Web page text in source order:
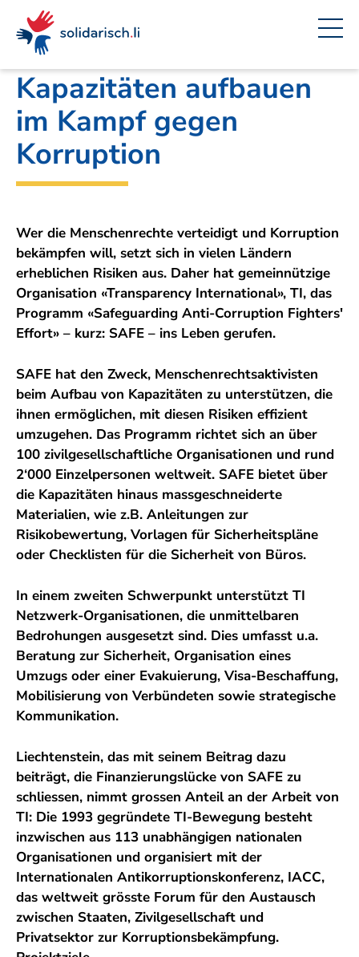
Navigieren
in
solidarisch.li
Schnellnavigation
Seitenkontext
Inhalt
Projekt
von
Amt für Auswärtige Angelegenheiten
Kapazitäten aufbauen
im Kampf gegen
Korruption
Wer die Menschenrechte verteidigt und Korruption
bekämpfen will, setzt sich in vielen Ländern
erheblichen Risiken aus. Daher hat gemeinnützige
Organisation «Transparency International», TI, das
Programm «Safeguarding Anti-Corruption Fighters'
Effort» – kurz: SAFE – ins Leben gerufen.
SAFE hat den Zweck, Menschenrechtsaktivisten
beim Aufbau von Kapazitäten zu unterstützen, die
ihnen ermöglichen, mit diesen Risiken effizient
umzugehen. Das Programm richtet sich an über
100 zivilgesellschaftliche Organisationen und rund
2‘000 Einzelpersonen weltweit. SAFE bietet über
die Kapazitäten hinaus massgeschneiderte
Materialien, wie z.B. Anleitungen zur
Risikobewertung, Vorlagen für Sicherheitspläne
oder Checklisten für die Sicherheit von Büros.
In einem zweiten Schwerpunkt unterstützt TI
Netzwerk-Organisationen, die unmittelbaren
Bedrohungen ausgesetzt sind. Dies umfasst u.a.
Beratung zur Sicherheit, Organisation eines
Umzugs oder einer Evakuierung, Visa-Beschaffung,
Mobilisierung von Verbündeten sowie strategische
Kommunikation.
Liechtenstein, das mit seinem Beitrag dazu
beiträgt, die Finanzierungslücke von SAFE zu
schliessen, nimmt grossen Anteil an der Arbeit von
TI: Die 1993 gegründete TI-Bewegung besteht
inzwischen aus 113 unabhängigen nationalen
Organisationen und organisiert mit der
Internationalen Antikorruptionskonferenz, IACC,
das weltweit grösste Forum für den Austausch
zwischen Staaten, Zivilgesellschaft und
Privatsektor zur Korruptionsbekämpfung.